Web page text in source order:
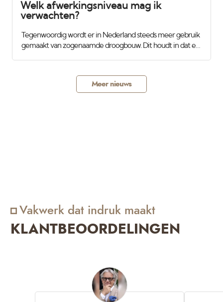
Welk afwerkingsniveau mag ik
verwachten?
Tegenwoordig wordt er in Nederland steeds meer gebruik
gemaakt van zogenaamde droogbouw. Dit houdt in dat er
aluminimum regels en daarna worden de gaten en
gleuven dicht gesmeerd. Op het eerste gezicht ziet dit er
Meer nieuws
Vakwerk dat indruk maakt
KLANTBEOORDELINGEN